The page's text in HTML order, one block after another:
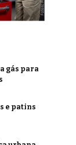
gás para
e patins